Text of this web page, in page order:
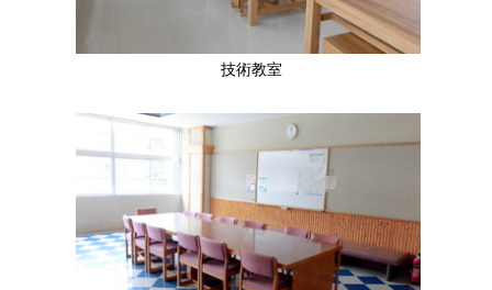
技術教室